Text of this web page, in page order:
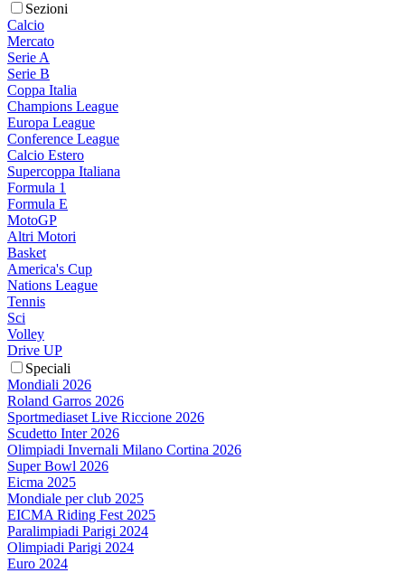
Sezioni
Calcio
Mercato
Serie A
Serie B
Coppa Italia
Champions League
Europa League
Conference League
Calcio Estero
Supercoppa Italiana
Formula 1
Formula E
MotoGP
Altri Motori
Basket
America's Cup
Nations League
Tennis
Sci
Volley
Drive UP
Speciali
Mondiali 2026
Roland Garros 2026
Sportmediaset Live Riccione 2026
Scudetto Inter 2026
Olimpiadi Invernali Milano Cortina 2026
Super Bowl 2026
Eicma 2025
Mondiale per club 2025
EICMA Riding Fest 2025
Paralimpiadi Parigi 2024
Olimpiadi Parigi 2024
Euro 2024